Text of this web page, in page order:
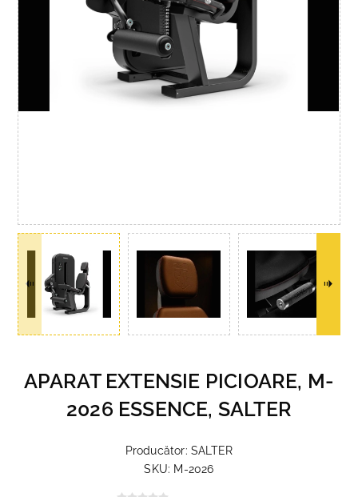
APARAT EXTENSIE PICIOARE, M-
2026 ESSENCE, SALTER
Producător: SALTER
SKU: M-2026